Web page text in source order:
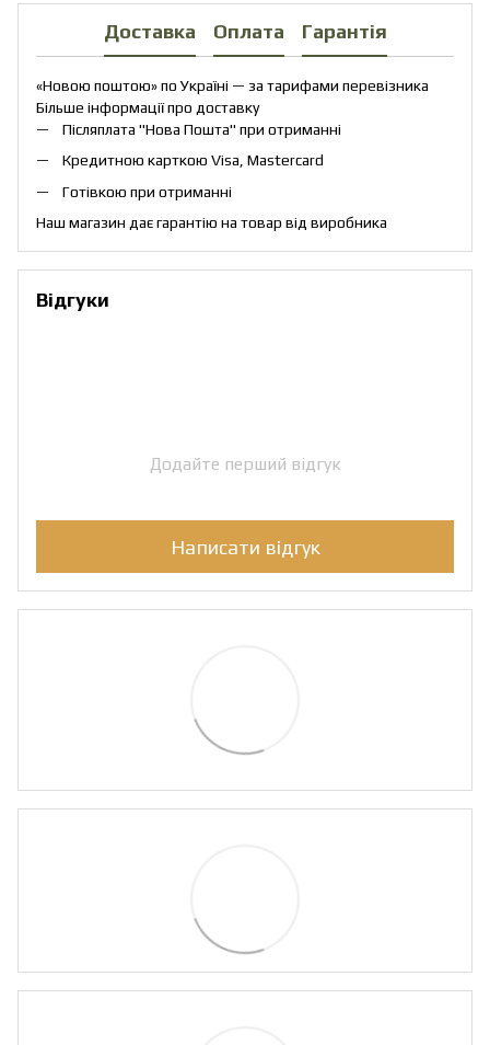
Доставка Оплата Гарантія
«Новою поштою» по Україні — за тарифами перевізника
Більше інформації про доставку
Післяплата "Нова Пошта" при отриманні
Кредитною карткою Visa, Mastercard
Готівкою при отриманні
Наш магазин дає гарантію на товар від виробника
Відгуки
Додайте перший відгук
Написати відгук